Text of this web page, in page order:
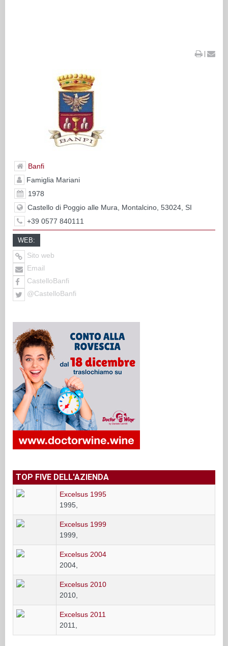
|
Banfi
Famiglia Mariani
1978
Castello di Poggio alle Mura, Montalcino, 53024, SI
+39 0577 840111
WEB:
Sito web
Email
CastelloBanfi
@CastelloBanfi
TOP FIVE DELL'AZIENDA
Excelsus 1995
1995,
Excelsus 1999
1999,
Excelsus 2004
2004,
Excelsus 2010
2010,
Excelsus 2011
2011,